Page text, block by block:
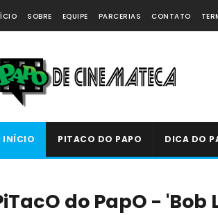
SOBRE EQUIPE PARCERIAS CONTATO
INÍCIO PITACO DO PAPO DICA DO
do PapO - 'Bob